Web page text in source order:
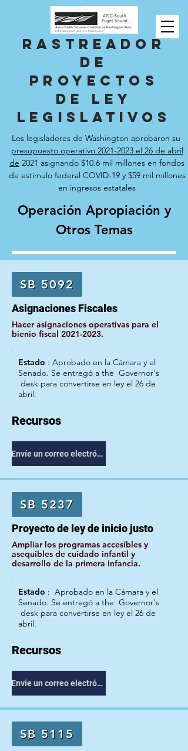
rastreador
de
proyectos
de ley
legislativos
Los legisladores de Washington aprobaron su
presupuesto operativo 2021-2023 el 26 de abril
de 2021 asignando $10.6 mil millones en fondos
de estímulo federal COVID-19 y $59 mil millones
en ingresos estatales
Operación Apropiación y
Otros Temas
SB 5092
Asignaciones Fiscales
Hacer asignaciones operativas para el
bienio fiscal 2021-2023.
Estado : Aprobado en la Cámara y el
Senado. Se entregó a the Governor's
desk para convertirse en ley el 26 de
abril.
Recursos
Envíe un correo electrónico a su representante
SB 5237
Proyecto de ley de inicio justo
Ampliar los programas accesibles y
asequibles de cuidado infantil y
desarrollo de la primera infancia.
Estado : Aprobado en la Cámara y el
Senado. Se entregó a the Governor's
desk para convertirse en ley el 26 de
abril.
Recursos
Envíe un correo electrónico a su representante
SB 5115